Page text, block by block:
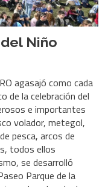
Niño
agasajó como cada
de la celebración del
e importantes
volador, metegol,
pesca, arcos de
todos ellos
se desarrolló
Parque de la